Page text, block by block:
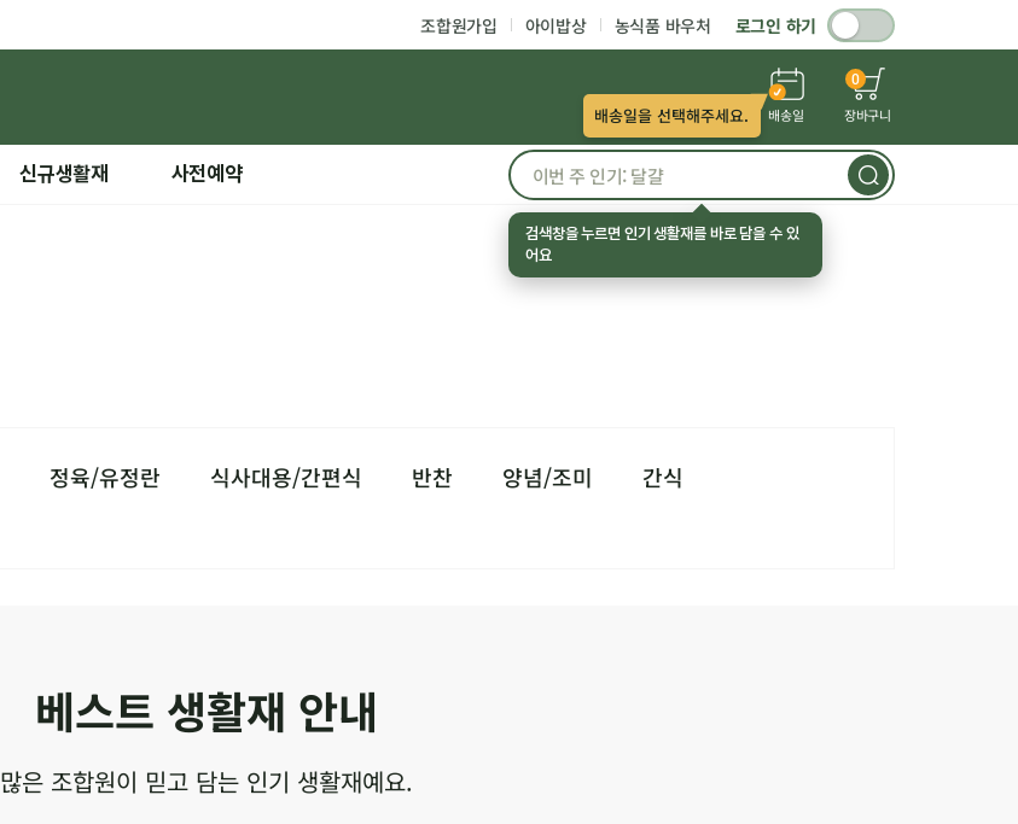
조합원가입 아이밥상 농식품 바우처 로그인 하기
배송일
배송일을 선택해주세요.
0
장바구니
신규생활재 사전예약
정육/유정란 식사대용/간편식 반찬 양념/조미
간식
베스트 생활재 안내
많은 조합원이 믿고 담는 인기 생활재예요.
검색창을 누르면 인기 생활재를 바로 담을 수 있
어요